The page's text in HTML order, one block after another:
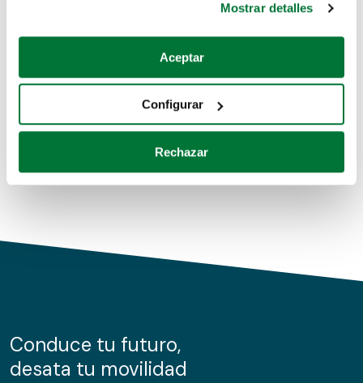
Si lo permite, también quisiéramos:
Recopilar información sobre su ubicación geográfica
Identificar su dispositivo analizándolo activamente
para buscar características específicas (huellas
Obtenga más información sobre cómo se procesan sus
de cookies.
información sobre el uso que haga del sitio web con
nuestros partners de redes sociales, publicidad y análisis
Mostrar detalles
Aceptar
Configurar
Rechazar
Coches de segunda mano
Coches de km0
Conduce tu futuro,
desata tu movilidad